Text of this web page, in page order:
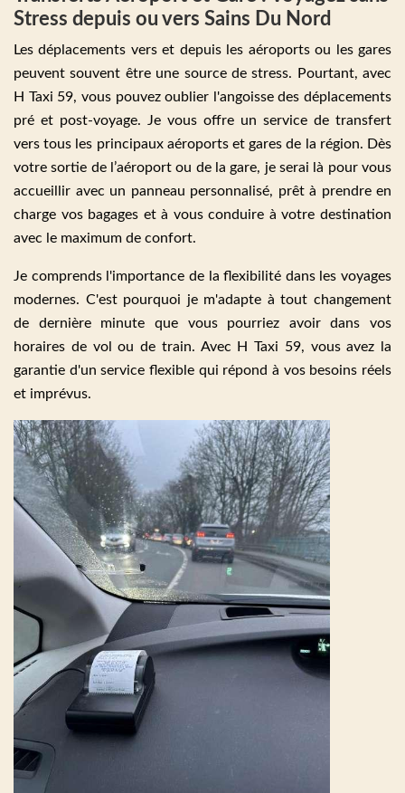
Stress depuis ou vers Sains Du Nord
Les déplacements vers et depuis les aéroports ou les gares
peuvent souvent être une source de stress. Pourtant, avec
H Taxi 59, vous pouvez oublier l'angoisse des déplacements
pré et post-voyage. Je vous offre un service de transfert
vers tous les principaux aéroports et gares de la région. Dès
votre sortie de l’aéroport ou de la gare, je serai là pour vous
accueillir avec un panneau personnalisé, prêt à prendre en
charge vos bagages et à vous conduire à votre destination
avec le maximum de confort.
Je comprends l'importance de la flexibilité dans les voyages
modernes. C'est pourquoi je m'adapte à tout changement
de dernière minute que vous pourriez avoir dans vos
horaires de vol ou de train. Avec H Taxi 59, vous avez la
garantie d'un service flexible qui répond à vos besoins réels
et imprévus.